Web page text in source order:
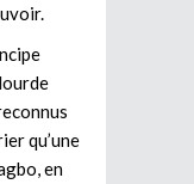
qu’une
en